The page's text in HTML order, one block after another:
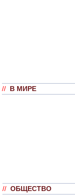
// В МИРЕ
// ОБЩЕСТВО